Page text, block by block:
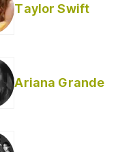
[explícita]
Taylor Swift
Ariana Grande